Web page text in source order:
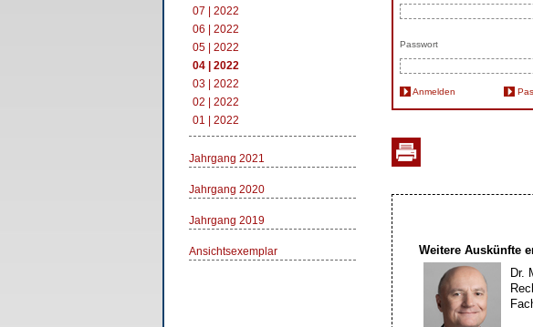
07 | 2022
06 | 2022
05 | 2022
04 | 2022
03 | 2022
02 | 2022
01 | 2022
Jahrgang 2021
Jahrgang 2020
Jahrgang 2019
Ansichtsexemplar
Passwort
Anmelden
Weitere Auskünfte
Dr.